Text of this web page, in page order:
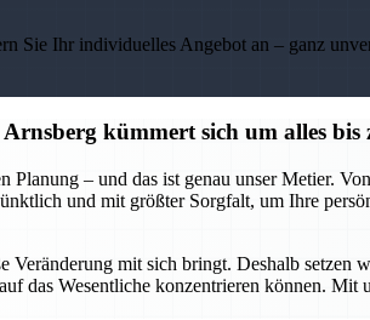
Sie Ihr individuelles Angebot an – ganz
kümmert sich um alles
– und das ist genau unser Metier.
und mit größter Sorgfalt, um Ihre
Veränderung mit sich bringt. Deshalb
das Wesentliche konzentrieren können.